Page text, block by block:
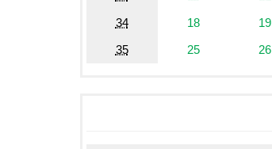
34
18 19
35
25 26